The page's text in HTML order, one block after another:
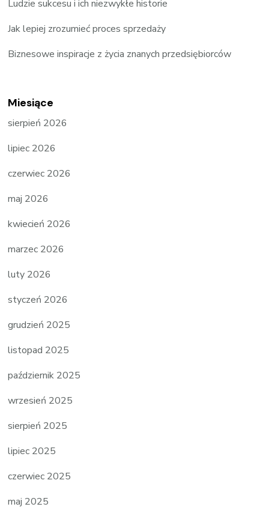
Ludzie sukcesu i ich niezwykłe historie
Jak lepiej zrozumieć proces sprzedaży
Biznesowe inspiracje z życia znanych przedsiębiorców
Miesiące
sierpień 2026
lipiec 2026
czerwiec 2026
maj 2026
kwiecień 2026
marzec 2026
luty 2026
styczeń 2026
grudzień 2025
listopad 2025
październik 2025
wrzesień 2025
sierpień 2025
lipiec 2025
czerwiec 2025
maj 2025